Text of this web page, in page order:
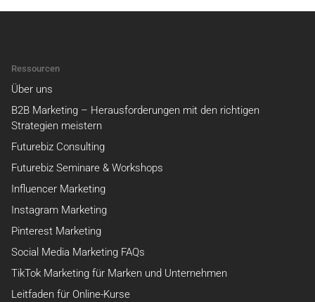
Ressourcen
Über uns
B2B Marketing – Herausforderungen mit den richtigen
Strategien meistern
Futurebiz Consulting
Futurebiz Seminare & Workshops
Influencer Marketing
Instagram Marketing
Pinterest Marketing
Social Media Marketing FAQs
TikTok Marketing für Marken und Unternehmen
Leitfaden für Online-Kurse